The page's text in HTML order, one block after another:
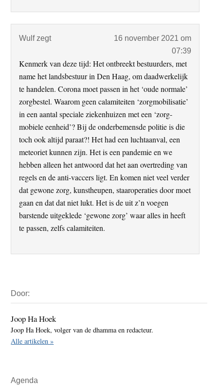
Wulf zegt
16 november 2021 om
07:39
Kenmerk van deze tijd: Het ontbreekt bestuurders, met
name het landsbestuur in Den Haag, om daadwerkelijk
te handelen. Corona moet passen in het ‘oude normale’
zorgbestel. Waarom geen calamiteiten ‘zorgmobilisatie’
in een aantal speciale ziekenhuizen met een ‘zorg-
mobiele eenheid’? Bij de onderbemensde politie is die
toch ook altijd paraat?! Het had een luchtaanval, een
meteoriet kunnen zijn. Het is een pandemie en we
hebben alleen het antwoord dat het aan overtreding van
regels en de anti-vaccers ligt. En komen niet veel verder
dat gewone zorg, kunstheupen, staaroperaties door moet
gaan en dat dat niet lukt. Het is de uit z’n voegen
barstende uitgeklede ‘gewone zorg’ waar alles in heeft
te passen, zelfs calamiteiten.
Sidebar
Door:
Joop Ha Hoek
Joop Ha Hoek, volger van de dhamma en redacteur.
Alle artikelen »
Agenda